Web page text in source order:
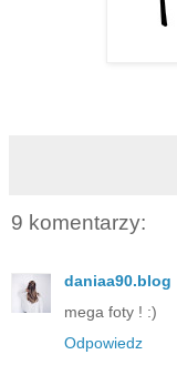
9 komentarzy:
daniaa90.blog
mega foty ! :)
Odpowiedz